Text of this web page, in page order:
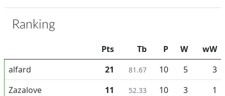
Ranking
Pts Tb P W
wW
alfard
21 81.67 10 5
3
Zazalove
11 52.33 10 3
1